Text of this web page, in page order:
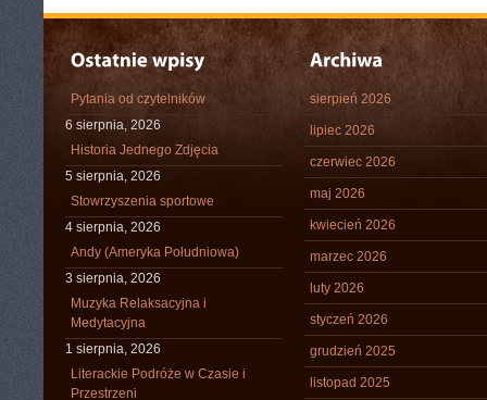
Pytania od czytelników
6 sierpnia, 2026
Historia Jednego Zdjęcia
5 sierpnia, 2026
Stowrzyszenia sportowe
4 sierpnia, 2026
Andy (Ameryka Południowa)
3 sierpnia, 2026
Muzyka Relaksacyjna i
Medytacyjna
1 sierpnia, 2026
Literackie Podróże w Czasie i
Przestrzeni
sierpień 2026
lipiec 2026
czerwiec 2026
maj 2026
kwiecień 2026
marzec 2026
luty 2026
styczeń 2026
grudzień 2025
listopad 2025